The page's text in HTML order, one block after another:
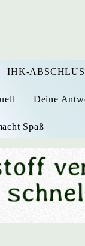
IHK-
Deine
Spaß